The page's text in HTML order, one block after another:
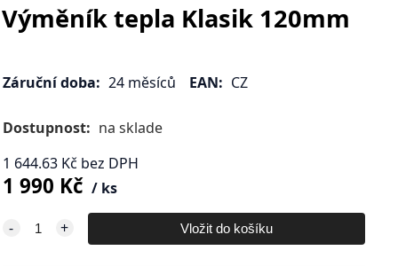
Výměník tepla Klasik 120mm
Záruční doba: 24 měsíců EAN: CZ
Dostupnost: na sklade
1 644.63Kč bez DPH
1 990 Kč ks